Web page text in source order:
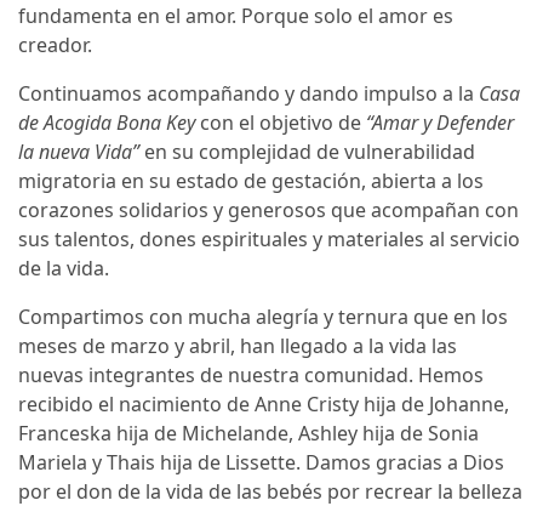
fundamenta en el amor. Porque solo el amor es
creador.
Continuamos acompañando y dando impulso a la Casa
de Acogida Bona Keycon el objetivo de “Amar y Defender
la nueva Vida”en su complejidad de vulnerabilidad
migratoria en su estado de gestación, abierta a los
corazones solidarios y generosos que acompañan con
sus talentos, dones espirituales y materiales al servicio
de la vida.
Compartimos con mucha alegría y ternura que en los
meses de marzo y abril, han llegado a la vida las
nuevas integrantes de nuestra comunidad. Hemos
recibido el nacimiento de Anne Cristy hija de Johanne,
Franceska hija de Michelande, Ashley hija de Sonia
Mariela y Thais hija de Lissette. Damos gracias a Dios
por el don de la vida de las bebés por recrear la belleza